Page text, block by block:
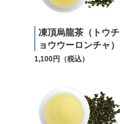
凍頂烏龍茶（トウチ
ョウウーロンチャ）
1,100円（税込）